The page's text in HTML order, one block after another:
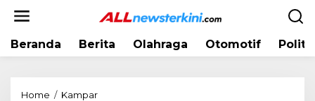
Beranda Berita Olahraga Otomotif
Home / Kampar